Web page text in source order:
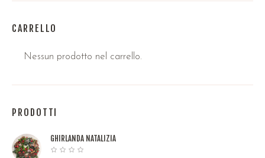
CARRELLO
Nessun prodotto nel carrello.
PRODOTTI
GHIRLANDA NATALIZIA